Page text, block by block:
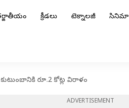
క్రీడలు టెక్నాలజీ సినిమా
రూ.2 కోట్ల విరాళం
ADVERTISEMENT